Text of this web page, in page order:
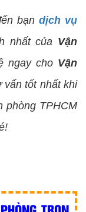
bạndịch vụ
nhất của Vận
ngay cho Vận
tốt nhất khi
phòng TPHCM